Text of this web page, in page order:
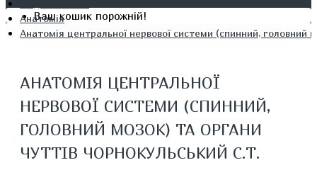
Ваш кошик порожній!
Анатомія
Анатомія центральної нервової системи (спинний, головний
АНАТОМІЯ ЦЕНТРАЛЬНОЇ
НЕРВОВОЇ СИСТЕМИ (СПИННИЙ,
ГОЛОВНИЙ МОЗОК) ТА ОРГАНИ
ЧУТТІВ ЧОРНОКУЛЬСЬКИЙ С.Т.